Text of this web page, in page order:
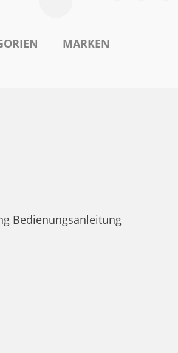
MARKEN
Bedienungsanleitung